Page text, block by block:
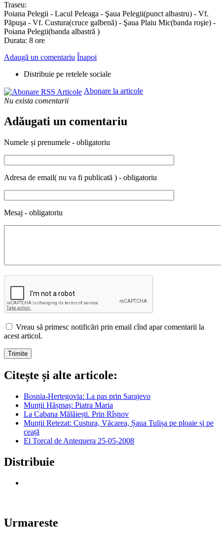
Traseu:
Poiana Pelegii - Lacul Peleaga - Şaua Pelegii(punct albastru) - Vf.
Păpuşa - Vf. Custura(cruce galbenă) - Şaua Plaiu Mic(banda roşie) -
Poiana Pelegii(banda albastră )
Durata: 8 ore
Adaugă un comentariu Înapoi
Distribuie pe retelele sociale
Abonare la articole
Nu exista comentarii
Adăugati un comentariu
Numele și prenumele - obligatoriu
Adresa de email( nu va fi publicată ) - obligatoriu
Mesaj - obligatoriu
Vreau să primesc notificări prin email cînd apar comentarii la
acest articol.
Citește și alte articole:
Bosnia-Hertegovia: La pas prin Sarajevo
Munții Hășmaș: Piatra Maria
La Cabana Mălăiești. Prin Rîșnov
Munții Retezat: Custura, Văcarea, Șaua Tulișa pe ploaie și pe
ceață
El Torcal de Antequera 25-05-2008
Distribuie
Urmareste